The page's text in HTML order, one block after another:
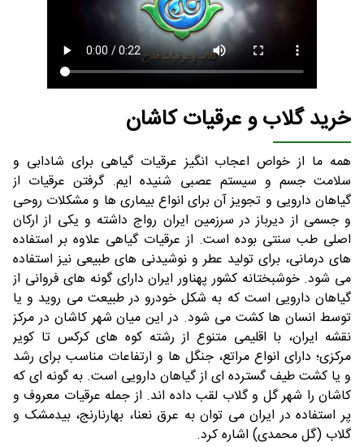
خرید گلاب و عرقیات کاشان
همه ما از خواص اعجاب انگیز عرقیات گیاهی برای شادابی و
سلامت جسم و سیستم عصبی شنیده ایم. گرفتن عرقیات از
گیاهان دارویی و تجویز آن برای انواع بیماری ها و مشکلات روحی
و جسمی از دیرباز در سرزمین ایران رواج داشته و یکی از ارکان
اصلی طب سنتی بوده است. از عرقیات گیاهی علاوه بر استفاده
های درمانی، برای تولید عطر و نوشیدنی های طبیعی نیز استفاده
می شود. خوشبختانه کشور پهناور ایران دارای گونه های فروانی از
گیاهان دارویی است که به شکل خودرو در طبیعت می روید و یا
توسط انسان ها کشت می شود. در این میان شهر کاشان در مرکز
نقشه ایران، با اقلیمی متنوع از رشته کوه های کرکس تا کویر
مرکزی؛ دارای انواع مراتع، جنگل ها و ارتفاعات مناسب برای رشد
و یا کشت طیف گسترده ای از گیاهان دارویی است. به گونه ای که
کاشان را شهر گل و گلاب لقب داده اند. از جمله عرقیات معروف و
پر استفاده در ایران می توان به عرق نعنا، بهارنارنج، بیدمشک و
گلاب (گل محمدی) اشاره کرد.